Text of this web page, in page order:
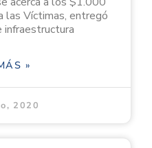
las Víctimas, entregó
»
2020